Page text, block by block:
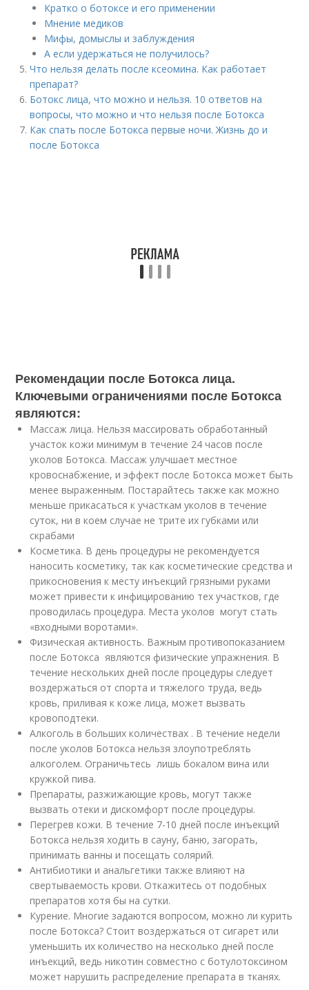
Кратко о ботоксе и его применении
Мнение медиков
Мифы, домыслы и заблуждения
А если удержаться не получилось?
Что нельзя делать после ксеомина. Как работает
препарат?
Ботокс лица, что можно и нельзя. 10 ответов на
вопросы, что можно и что нельзя после Ботокса
Как спать после Ботокса первые ночи. Жизнь до и
после Ботокса
Рекомендации после Ботокса лица.
Ключевыми ограничениями после Ботокса
являются:
Массаж лица. Нельзя массировать обработанный
участок кожи минимум в течение 24 часов после
уколов Ботокса. Массаж улучшает местное
кровоснабжение, и эффект после Ботокса может быть
менее выраженным. Постарайтесь также как можно
меньше прикасаться к участкам уколов в течение
суток, ни в коем случае не трите их губками или
скрабами
Косметика. В день процедуры не рекомендуется
наносить косметику, так как косметические средства и
прикосновения к месту инъекций грязными руками
может привести к инфицированию тех участков, где
проводилась процедура. Места уколов могут стать
«входными воротами».
Физическая активность. Важным противопоказанием
после Ботокса являются физические упражнения. В
течение нескольких дней после процедуры следует
воздержаться от спорта и тяжелого труда, ведь
кровь, приливая к коже лица, может вызвать
кровоподтеки.
Алкоголь в больших количествах . В течение недели
после уколов Ботокса нельзя злоупотреблять
алкоголем. Ограничьтесь лишь бокалом вина или
кружкой пива.
Препараты, разжижающие кровь, могут также
вызвать отеки и дискомфорт после процедуры.
Перегрев кожи. В течение 7-10 дней после инъекций
Ботокса нельзя ходить в сауну, баню, загорать,
принимать ванны и посещать солярий.
Антибиотики и анальгетики также влияют на
свертываемость крови. Откажитесь от подобных
препаратов хотя бы на сутки.
Курение. Многие задаются вопросом, можно ли курить
после Ботокса? Стоит воздержаться от сигарет или
уменьшить их количество на несколько дней после
инъекций, ведь никотин совместно с ботулотоксином
может нарушить распределение препарата в тканях.